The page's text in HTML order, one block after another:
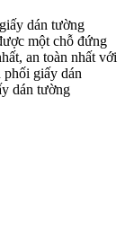
dán tường
một chỗ đứng
an toàn nhất với
phối giấy dán
dán tường